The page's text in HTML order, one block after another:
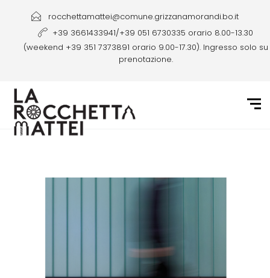
rocchettamattei@comune.grizzanamorandi.bo.it
+39 3661433941/+39 051 6730335 orario 8.00-13.30
(weekend +39 351 7373891 orario 9.00-17.30). Ingresso solo su
prenotazione.